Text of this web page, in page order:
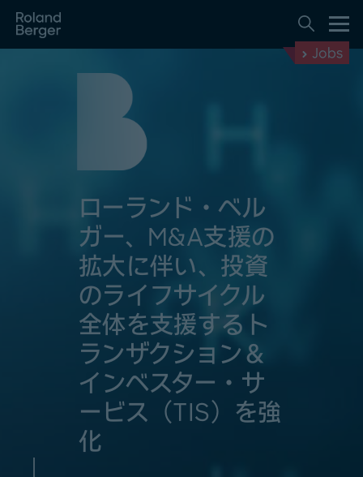
Jobs
ローランド・ベル
ガー、M&A支援の
拡大に伴い、投資
のライフサイクル
全体を支援するト
ランザクション＆
インベスター・サ
ービス（TIS）を強
化